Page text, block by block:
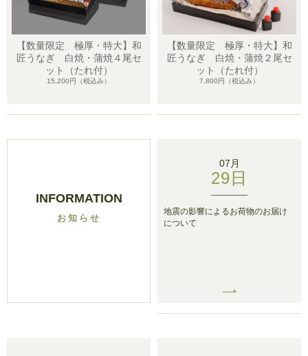
【数量限定 極厚・特大】和
匠うなぎ 白焼・蒲焼４尾セ
ット（たれ付）
15,200円 （税込み）
【数量限定 極厚・特大】和
匠うなぎ 白焼・蒲焼２尾セ
ット（たれ付）
7,800円 （税込み）
INFORMATION
お知らせ
07月
29日
地震の影響によるお荷物のお届け
について